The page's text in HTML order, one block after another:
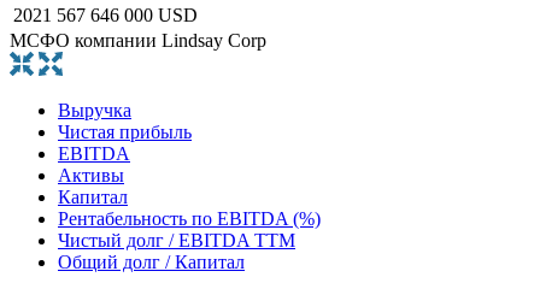
2021 567 646 000 USD
МСФО компании Lindsay Corp
Выручка
Чистая прибыль
EBITDA
Активы
Капитал
Рентабельность по EBITDA (%)
Чистый долг / EBITDA TTM
Общий долг / Капитал